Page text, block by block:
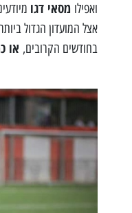
ואפילו מסאי דגו
אצל המועדון הגדול
בחודשים הקרובים, או